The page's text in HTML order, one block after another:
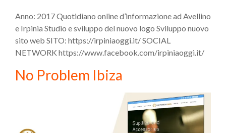
Anno: 2017 Quotidiano online d’informazione ad Avellino
e Irpinia Studio e sviluppo del nuovo logo Sviluppo nuovo
sito web SITO: https://irpiniaoggi.it/ SOCIAL
NETWORK https://www.facebook.com/irpiniaoggi.it/
No Problem Ibiza